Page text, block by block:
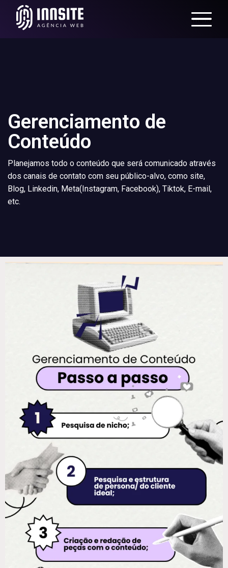
menu
Gerenciamento de
Conteúdo
Planejamos todo o conteúdo que será comunicado através
dos canais de contato com seu público-alvo, como site,
Blog, Linkedin, Meta(Instagram, Facebook), Tiktok, E-mail,
etc.